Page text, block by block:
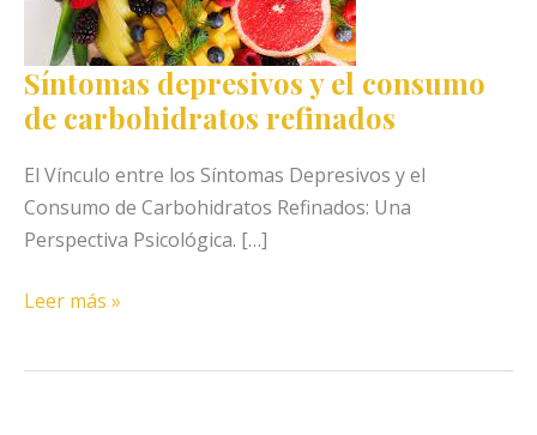
Síntomas depresivos y el consumo
de carbohidratos refinados
El Vínculo entre los Síntomas Depresivos y el
Consumo de Carbohidratos Refinados: Una
Perspectiva Psicológica. […]
Síntomas
y
Leer más »